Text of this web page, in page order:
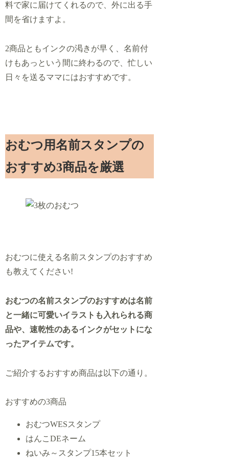
料で家に届けてくれるので、外に出る手
間を省けますよ。
2商品ともインクの渇きが早く、名前付
けもあっという間に終わるので、忙しい
日々を送るママにはおすすめです。
おむつ用名前スタンプの
おすすめ3商品を厳選
おむつに使える名前スタンプのおすすめ
も教えてください!
おむつの名前スタンプのおすすめは名前
と一緒に可愛いイラストも入れられる商
品や、速乾性のあるインクがセットにな
ったアイテムです。
ご紹介するおすすめ商品は以下の通り。
おすすめの3商品
おむつWESスタンプ
はんこDEネーム
ねいみ～スタンプ15本セット